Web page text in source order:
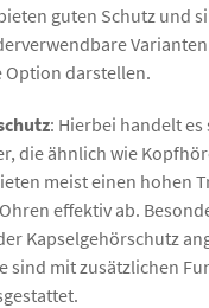
guten Schutz und
Option darstellen.
: Hierbei handelt es
die ähnlich wie
meist einen hohen
effektiv ab.
Kapselgehörschutz
sind mit zusätzlichen